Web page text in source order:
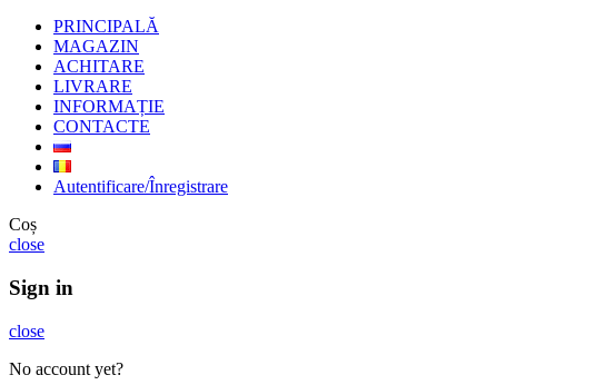
PRINCIPALĂ
MAGAZIN
ACHITARE
LIVRARE
INFORMAȚIE
CONTACTE
Autentificare/Înregistrare
Coș
close
Sign in
close
No account yet?